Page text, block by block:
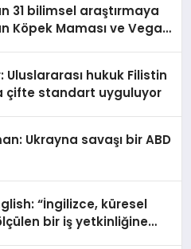
31 bilimsel araştırmaya
Köpek Maması ve Vegan
Uluslararası hukuk Filistin
çifte standart uyguluyor
Ukrayna savaşı bir ABD
“İngilizce, küresel
bir iş yetkinliğine